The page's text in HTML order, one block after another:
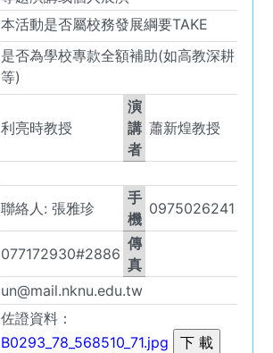
本活動是否屬校務發展綱要TAKE
是否為學校專款全額補助(如高教深耕
等)
利亮時教授
演
講
者
蕭新煌教授
聯絡人: 張雅珍
手
機
0975026241
077172930#2886
傳
真
un@mail.nknu.edu.tw
佐證資料：
B0293_78_568510_71.jpg